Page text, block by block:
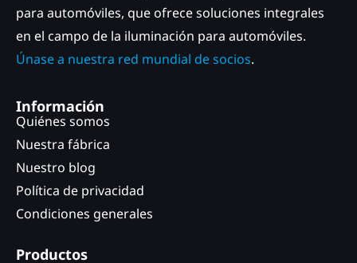
para automóviles, que ofrece soluciones integrales
en el campo de la iluminación para automóviles.
Únase a nuestra red mundial de socios.
Información
Quiénes somos
Nuestra fábrica
Nuestro blog
Política de privacidad
Condiciones generales
Productos